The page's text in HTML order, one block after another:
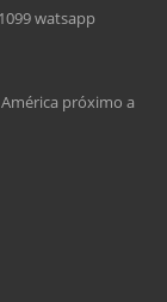
watsapp
próximo a